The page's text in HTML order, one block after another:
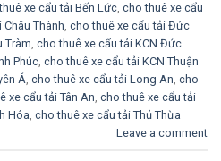
xe cẩu tải Bến Lức, cho thuê xe cẩu
Thành, cho thuê xe cẩu tải Đức
Tràm, cho thuê xe cẩu tải KCN Đức
Phúc, cho thuê xe cẩu tải KCN Thuận
Á, cho thuê xe cẩu tải Long An, cho
xe cẩu tải Tân An, cho thuê xe cẩu tải
Hóa, cho thuê xe cẩu tải Thủ Thừa
Leave a comment